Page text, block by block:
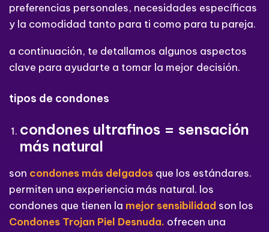
preferencias personales, necesidades específicas
y la comodidad tanto para ti como para tu pareja.
a continuación, te detallamos algunos aspectos
clave para ayudarte a tomar la mejor decisión.
tipos de condones
condones ultrafinos = sensación
más natural
son condones más delgados que los estándares.
permiten una experiencia más natural. los
condones que tienen la mejor sensibilidad son los
Condones Trojan Piel Desnuda. ofrecen una